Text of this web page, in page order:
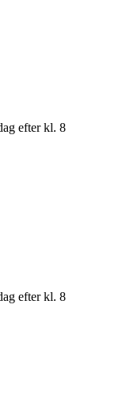
efter kl. 8
efter kl. 8